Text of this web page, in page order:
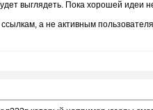
выглядеть. Пока хорошей идеи
а не активным